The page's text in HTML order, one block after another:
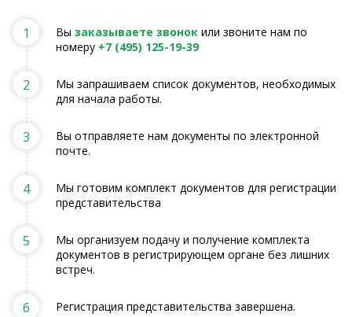
1 Вы заказываете звонок или звоните нам по
номеру +7 (495) 125-19-39
2
Мы запрашиваем список документов, необходимых
для начала работы.
3
Вы отправляете нам документы по электронной
почте.
4
Мы готовим комплект документов для регистрации
представительства
5
Мы организуем подачу и получение комплекта
документов в регистрирующем органе без лишних
встреч.
6 Регистрация представительства завершена.